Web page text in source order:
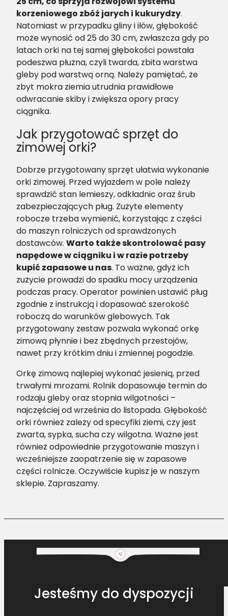
korzeniowego zbóż jarych i kukurydzy.
Natomiast w przypadku gliny i iłów, głębokość
może wynosić od 25 do 30 cm, zwłaszcza gdy po
latach orki na tej samej głębokości powstała
podeszwa płużna, czyli twarda, zbita warstwa
gleby pod warstwą orną. Należy pamiętać, że
zbyt mokra ziemia utrudnia prawidłowe
odwracanie skiby i zwiększa opory pracy
ciągnika.
Jak przygotować sprzęt do
zimowej orki?
Dobrze przygotowany sprzęt ułatwia wykonanie
orki zimowej. Przed wyjazdem w pole należy
sprawdzić stan lemieszy, odkładnic oraz śrub
zabezpieczających pług. Zużyte elementy
robocze trzeba wymienić, korzystając z części
do maszyn rolniczych od sprawdzonych
dostawców. Warto także skontrolować pasy
napędowe w ciągniku i w razie potrzeby
kupić zapasowe u nas. To ważne, gdyż ich
zużycie prowadzi do spadku mocy urządzenia
podczas pracy. Operator powinien ustawić pług
zgodnie z instrukcją i dopasować szerokość
roboczą do warunków glebowych. Tak
przygotowany zestaw pozwala wykonać orkę
zimową płynnie i bez zbędnych przestojów,
nawet przy krótkim dniu i zmiennej pogodzie.
Orkę zimową najlepiej wykonać jesienią, przed
trwałymi mrozami. Rolnik dopasowuje termin do
rodzaju gleby oraz stopnia wilgotności –
najczęściej od września do listopada. Głębokość
orki również zależy od specyfiki ziemi, czy jest
zwarta, sypka, sucha czy wilgotna. Ważne jest
również odpowiednie przygotowanie maszyn i
wcześniejsze zaopatrzenie się w zapasowe
części rolnicze. Oczywiście kupisz je w naszym
sklepie. Zapraszamy.
Jesteśmy do dyspozycji